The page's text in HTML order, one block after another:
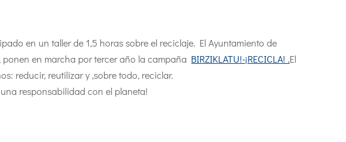
en un taller de 1,5 horas sobre el reciclaje. El Ayuntamiento de
en marcha por tercer año la campaña BIRZIKLATU!-¡RECICLA! .El
reducir, reutilizar y ,sobre todo, reciclar.
responsabilidad con el planeta!